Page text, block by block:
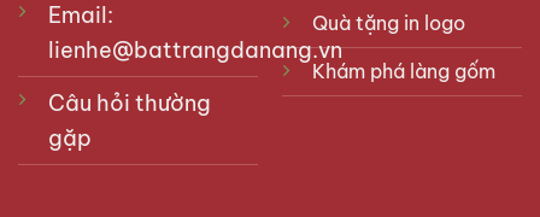
Email:
lienhe@battrangdanang.vn
Câu hỏi thường
gặp
Quà tặng in logo
Khám phá làng gốm